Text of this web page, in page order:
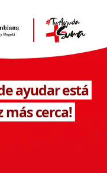
ayudar está
más cerca!